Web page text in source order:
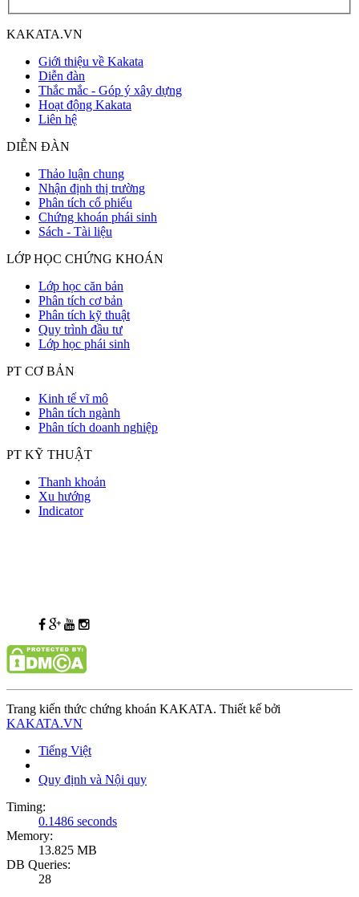
KAKATA.VN
Giới thiệu về Kakata
Diễn đàn
Thắc mắc - Góp ý xây dựng
Hoạt động Kakata
Liên hệ
DIỄN ĐÀN
Thảo luận chung
Nhận định thị trường
Phân tích cổ phiếu
Chứng khoán phái sinh
Sách - Tài liệu
LỚP HỌC CHỨNG KHOÁN
Lớp học căn bản
Phân tích cơ bản
Phân tích kỹ thuật
Quy trình đầu tư
Lớp học phái sinh
PT CƠ BẢN
Kinh tế vĩ mô
Phân tích ngành
Phân tích doanh nghiệp
PT KỸ THUẬT
Thanh khoản
Xu hướng
Indicator
Trang kiến thức chứng khoán KAKATA. Thiết kế bởi
KAKATA.VN
Tiếng Việt
Quy định và Nội quy
Timing:
0.1486 seconds
Memory:
13.825 MB
DB Queries:
28